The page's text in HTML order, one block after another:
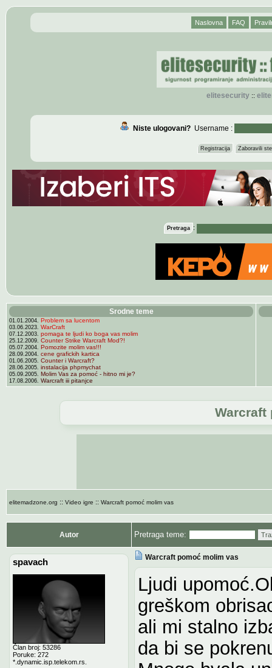
Naslovna FAQ
elitesecurity::
Niste ulogovani?Username :
Registracija Zaboravili
Pretraga :
Srodne teme
01.01.2004. Problem sa lucentom
03.06.2023. WarCraft
07.12.2003. pomaga te ljudi ko boga vas molim
25.12.2009. Counter Strike Warcraft Mod?!
05.07.2004. Pomozite molim vas!!!
28.09.2004. cene grafickih kartica
01.06.2005. Counter i Warcraft?
28.06.2005. instalacija phpmychat
05.09.2005. Molim Vas za pomoć - hitno mi je?
17.08.2006. Warcraft iii pitanjce
Warcraft
elitemadzone.org :: Video igre :: Warcraft pomoć molim vas
Autor Pretraga teme:
spavach
Član broj: 53286
Poruke: 272
*.dynamic.isp.telekom.rs.
Warcraft pomoć molim vas
Ljudi
greškom
ali mi stalno
da bi se